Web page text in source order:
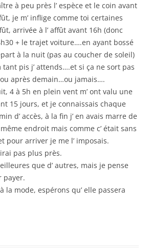
à peu près l’ espèce et le coin avant
je m’ inflige comme toi certaines
arrivée à l’ affût avant 16h (donc
+ le trajet voiture….en ayant bossé
à la nuit (pas au coucher de soleil)
tant pis j’ attends….et si ça ne sort pas
après demain…ou jamais….
4 à 5h en plein vent m’ ont valu une
15 jours, et je connaissais chaque
d’ accès, à la fin j’ en avais marre de
endroit mais comme c’ était sans
pour arriver je me l’ imposais.
irai pas plus près.
que d’ autres, mais je pense
payer.
la mode, espérons qu’ elle passera